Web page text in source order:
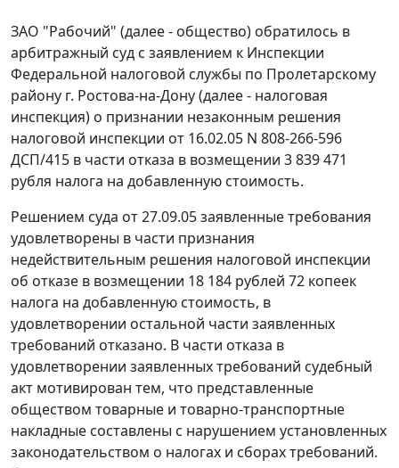
ЗАО "Рабочий" (далее - общество) обратилось в
арбитражный суд с заявлением к Инспекции
Федеральной налоговой службы по Пролетарскому
району г. Ростова-на-Дону (далее - налоговая
инспекция) о признании незаконным решения
налоговой инспекции от 16.02.05 N 808-266-596
ДСП/415 в части отказа в возмещении 3 839 471
рубля налога на добавленную стоимость.
Решением суда от 27.09.05 заявленные требования
удовлетворены в части признания
недействительным решения налоговой инспекции
об отказе в возмещении 18 184 рублей 72 копеек
налога на добавленную стоимость, в
удовлетворении остальной части заявленных
требований отказано. В части отказа в
удовлетворении заявленных требований судебный
акт мотивирован тем, что представленные
обществом товарные и товарно-транспортные
накладные составлены с нарушением установленных
законодательством о налогах и сборах требований.